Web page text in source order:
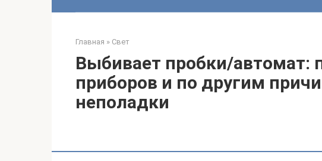
Главная » Свет
Выбивает пробки/автомат:
приборов и по другим
неполадки